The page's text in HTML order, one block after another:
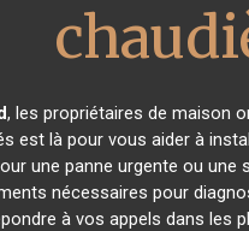
, les propriétaires de maison
est là pour vous aider à
une panne urgente ou
nécessaires pour
à vos appels dans les